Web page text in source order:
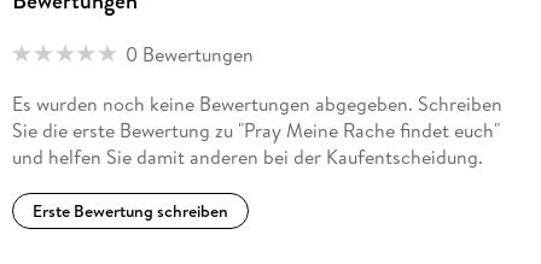
0 Bewertungen
Es wurden noch keine Bewertungen abgegeben. Schreiben
Sie die erste Bewertung zu "Pray Meine Rache findet euch"
und helfen Sie damit anderen bei der Kaufentscheidung.
Erste Bewertung schreiben